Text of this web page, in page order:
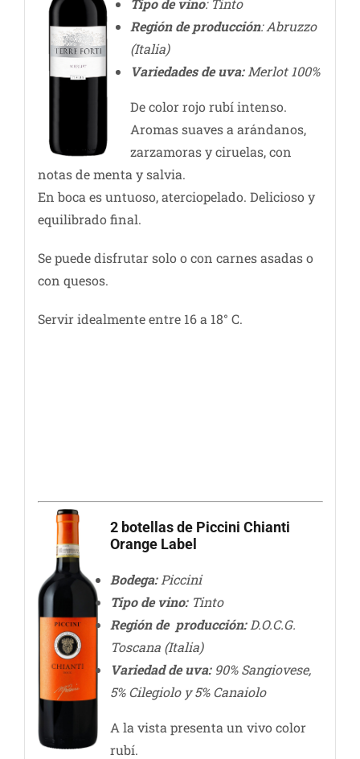
Tipo de vino: Tinto
Región de producción: Abruzzo
(Italia)
Variedades de uva: Merlot 100%
De color rojo rubí intenso.
Aromas suaves a arándanos,
zarzamoras y ciruelas, con
notas de menta y salvia.
En boca es untuoso, aterciopelado. Delicioso y
equilibrado final.
Se puede disfrutar solo o con carnes asadas o
con quesos.
Servir idealmente entre 16 a 18° C.
2 botellas de Piccini Chianti
Orange Label
Bodega:Piccini
Tipo de vino:Tinto
Región de producción: D.O.C.G.
Toscana (Italia)
Variedad de uva:90% Sangiovese,
5% Cilegiolo y 5% Canaiolo
A la vista presenta un vivo color
rubí.